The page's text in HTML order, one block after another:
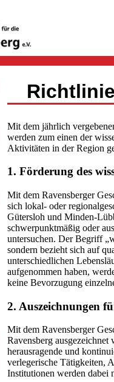
Mit dem jährlich
werden zum einen der
Aktivitäten in der Region
1. Förderung des
Mit dem Ravensberger
sich lokal- oder
Gütersloh und Minden-
schwerpunktmäßig oder
untersuchen. Der Begriff
sondern bezieht sich auf
unterschiedlichen
aufgenommen haben,
keine Bevorzugung
2. Auszeichnungen
Mit dem Ravensberger
Ravensberg
herausragende und
verlegerische Tätigkeiten,
Institutionen werden dabei